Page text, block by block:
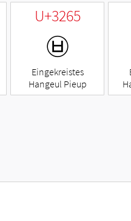
U+3265
㉥
Eingekreistes
Hangeul Pieup